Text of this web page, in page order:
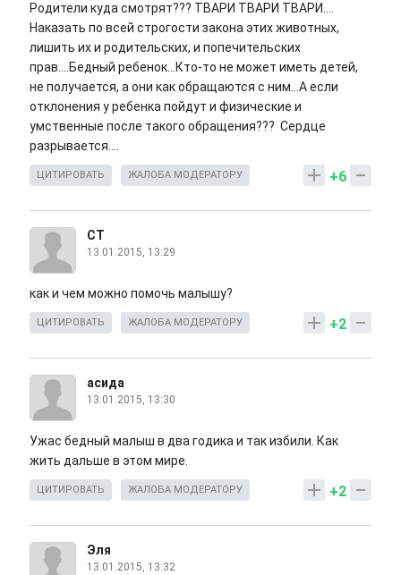
Родители куда смотрят??? ТВАРИ ТВАРИ ТВАРИ....
Наказать по всей строгости закона этих животных,
лишить их и родительских, и попечительских
прав....Бедный ребенок...Кто-то не может иметь детей,
не получается, а они как обращаются с ним...А если
отклонения у ребенка пойдут и физические и
умственные после такого обращения??? Сердце
разрывается....
+6
ЦИТИРОВАТЬ ЖАЛОБА МОДЕРАТОРУ
СТ
13.01.2015, 13:29
как и чем можно помочь малышу?
+2
ЦИТИРОВАТЬ ЖАЛОБА МОДЕРАТОРУ
асида
13.01.2015, 13:30
Ужас бедный малыш в два годика и так избили. Как
жить дальше в этом мире.
+2
ЦИТИРОВАТЬ ЖАЛОБА МОДЕРАТОРУ
Эля
13.01.2015, 13:32